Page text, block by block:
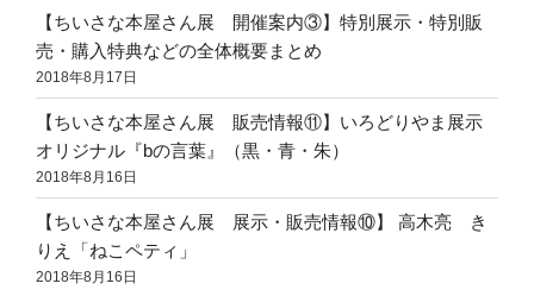
【ちいさな本屋さん展 開催案内③】特別展示・特別販
売・購入特典などの全体概要まとめ
2018年8月17日
【ちいさな本屋さん展 販売情報⑪】いろどりやま展示
オリジナル『bの言葉』（黒・青・朱）
2018年8月16日
【ちいさな本屋さん展 展示・販売情報⑩】 高木亮 き
りえ「ねこペティ」
2018年8月16日